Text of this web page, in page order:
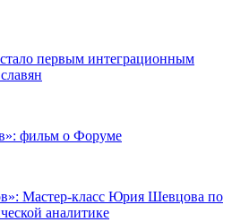
первым интеграционным
фильм о Форуме
Мастер-класс Юрия Шевцова по
аналитике